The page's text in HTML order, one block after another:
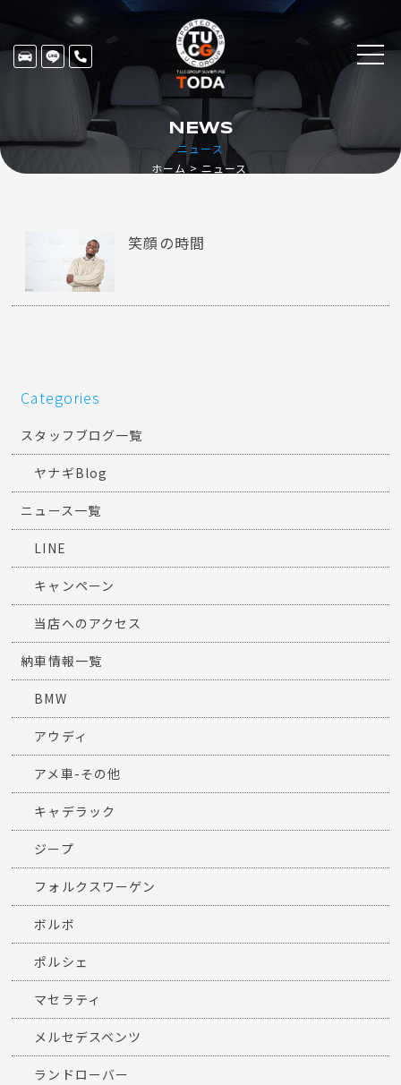
ニュース
NEWS
ホーム ニュース
笑顔の時間
Categories
スタッフブログ一覧
ヤナギBlog
ニュース一覧
LINE
キャンペーン
当店へのアクセス
納車情報一覧
BMW
アウディ
アメ車-その他
キャデラック
ジープ
フォルクスワーゲン
ボルボ
ポルシェ
マセラティ
メルセデスベンツ
ランドローバー